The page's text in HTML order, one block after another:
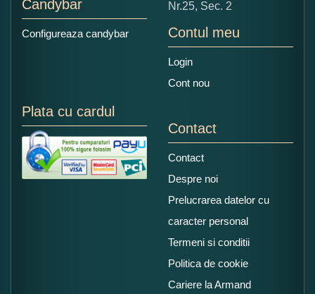
Candybar
Configureaza candybar
Nr.25, Sec. 2
Contul meu
Login
Cont nou
Plata cu cardul
Contact
Contact
Despre noi
Prelucrarea datelor cu
caracter personal
Termeni si conditii
Politica de cookie
Cariere la Armand